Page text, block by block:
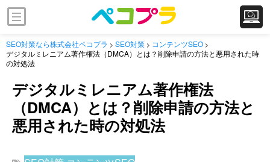
SEO対策なら株式会社ペコプラ > SEO対策 > コンテンツSEO >
デジタルミレニアム著作権法（DMCA）とは？削除申請の方法と悪用された時
の対処法
デジタルミレニアム著作権法
（DMCA）とは？削除申請の方法と
悪用された時の対処法